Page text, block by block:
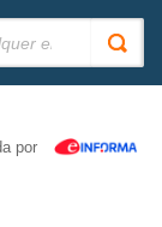
por